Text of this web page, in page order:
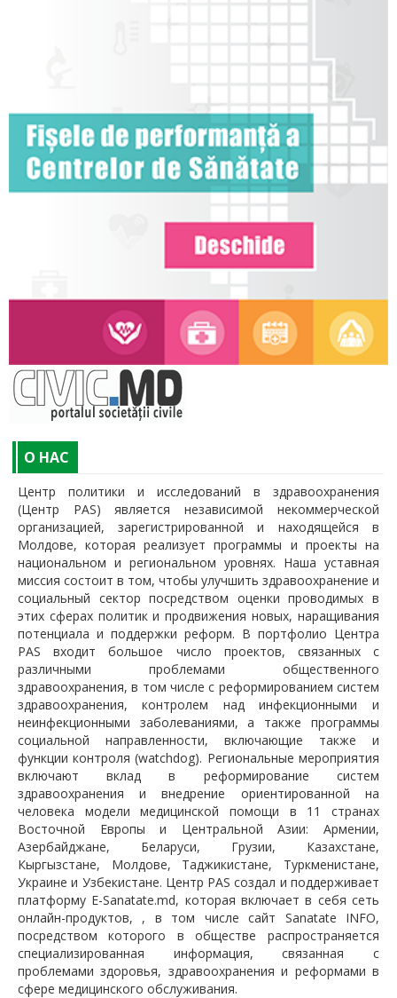
O НАС
Центр политики и исследований в здравоохранения
(Центр PAS) является независимой некоммерческой
организацией, зарегистрированной и находящейся в
Молдове, которая реализует программы и проекты на
национальном и региональном уровнях. Наша уставная
миссия состоит в том, чтобы улучшить здравоохранение и
социальный сектор посредством оценки проводимых в
этих сферах политик и продвижения новых, наращивания
потенциала и поддержки реформ. В портфолио Центра
PAS входит большое число проектов, связанных с
различными проблемами общественного
здравоохранения, в том числе с реформированием систем
здравоохранения, контролем над инфекционными и
неинфекционными заболеваниями, а также программы
социальной направленности, включающие также и
функции контроля (watchdog). Региональные мероприятия
включают вклад в реформирование систем
здравоохранения и внедрение ориентированной на
человека модели медицинской помощи в 11 странах
Восточной Европы и Центральной Азии: Армении,
Азербайджане, Беларуси, Грузии, Казахстане,
Кыргызстане, Молдове, Таджикистане, Туркменистане,
Украине и Узбекистане. Центр PAS создал и поддерживает
платформу E-Sanatate.md, которая включает в себя сеть
онлайн-продуктов, , в том числе сайт Sanatate INFO,
посредством которого в обществе распространяется
специализированная информация, связанная с
проблемами здоровья, здравоохранения и реформами в
сфере медицинского обслуживания.